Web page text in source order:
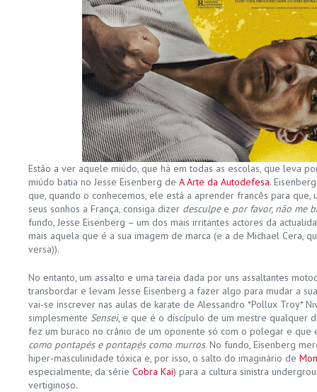
Estão a ver aquele miúdo, que há em todas as escolas, que leva
miúdo batia no Jesse Eisenberg de A Arte da Autodefesa.
que, quando o conhecemos, ele está a aprender francês para
seus sonhos a França, consiga dizer desculpee por favor, não me
fundo, Jesse Eisenberg – um dos mais irritantes actores da
mais aquela que é a sua imagem de marca (e a de Michael Cera,
versa)).
No entanto, um assalto e uma tareia dada por uns assaltantes
transbordar e levam Jesse Eisenberg a fazer algo para mudar a
vai-se inscrever nas aulas de karate de Alessandro *Pollux Troy*
simplesmente Sensei, e que é o discípulo de um mestre qualquer
fez um buraco no crânio de um oponente só com o polegar e que
como pontapés e pontapés como murros. No fundo, Eisenberg
hiper-masculinidade tóxica e, por isso, o salto do imaginário de
especialmente, da série Cobra Kai) para a cultura sinistra
vertiginoso.